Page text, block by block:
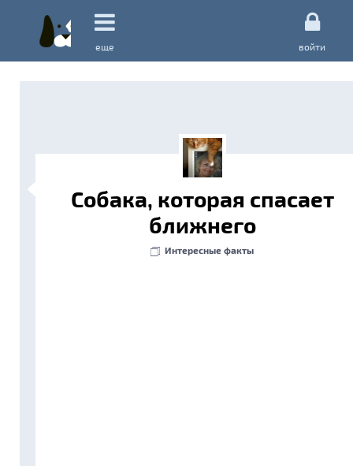
еще войти
Собака, которая спасает
ближнего
Интересные факты